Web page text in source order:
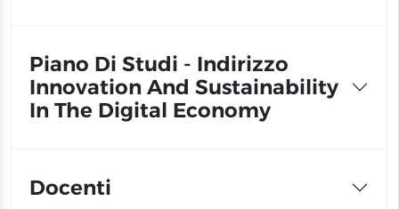
Piano Di Studi - Indirizzo
Innovation And Sustainability
In The Digital Economy
Docenti